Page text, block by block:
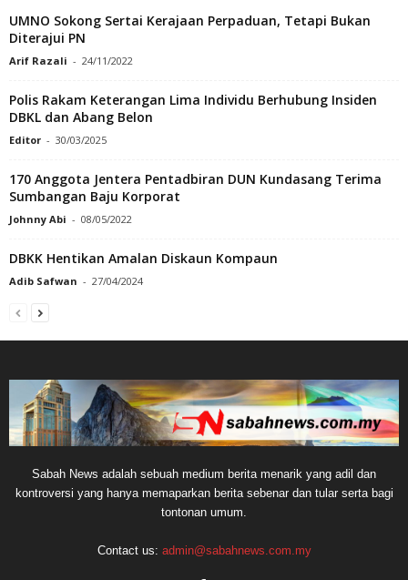
UMNO Sokong Sertai Kerajaan Perpaduan, Tetapi Bukan
Diterajui PN
Arif Razali - 24/11/2022
Polis Rakam Keterangan Lima Individu Berhubung Insiden
DBKL dan Abang Belon
Editor - 30/03/2025
170 Anggota Jentera Pentadbiran DUN Kundasang Terima
Sumbangan Baju Korporat
Johnny Abi - 08/05/2022
DBKK Hentikan Amalan Diskaun Kompaun
Adib Safwan - 27/04/2024
Sabah News adalah sebuah medium berita menarik yang adil dan
kontroversi yang hanya memaparkan berita sebenar dan tular serta bagi
tontonan umum.
Contact us: admin@sabahnews.com.my